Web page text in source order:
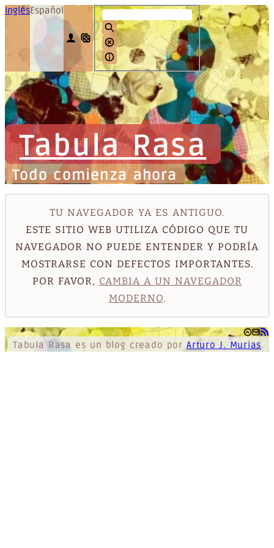
InglésEspañol
Tabula Rasa
Todo comienza ahora
TU NAVEGADOR YA ES ANTIGUO.
ESTE SITIO WEB UTILIZA CÓDIGO QUE TU
NAVEGADOR NO PUEDE ENTENDER Y PODRÍA
MOSTRARSE CON DEFECTOS IMPORTANTES.
POR FAVOR, CAMBIA A UN NAVEGADOR
MODERNO.
Tabula Rasa es un blog creado porArturo J. Murias.